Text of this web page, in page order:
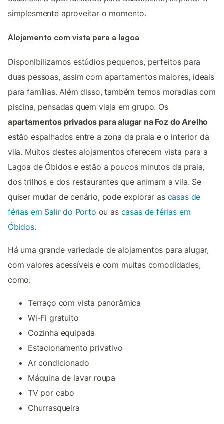
simplesmente aproveitar o momento.
Alojamento com vista para a lagoa
Disponibilizamos estúdios pequenos, perfeitos para
duas pessoas, assim com apartamentos maiores, ideais
para famílias. Além disso, também temos moradias com
piscina, pensadas quem viaja em grupo. Os
apartamentos privados para alugar na Foz do Arelho
estão espalhados entre a zona da praia e o interior da
vila. Muitos destes alojamentos oferecem vista para a
Lagoa de Óbidos e estão a poucos minutos da praia,
dos trilhos e dos restaurantes que animam a vila. Se
quiser mudar de cenário, pode explorar as casas de
férias em Salir do Porto ou as casas de férias em
Óbidos.
Há uma grande variedade de alojamentos para alugar,
com valores acessíveis e com muitas comodidades,
como:
Terraço com vista panorâmica
Wi-Fi gratuito
Cozinha equipada
Estacionamento privativo
Ar condicionado
Máquina de lavar roupa
TV por cabo
Churrasqueira